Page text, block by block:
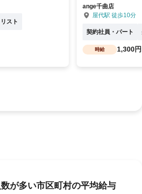
スト
ange千曲店
屋代駅 徒歩10分
契約社員・パート
時給 1,300
が多い市区町村の平均給与